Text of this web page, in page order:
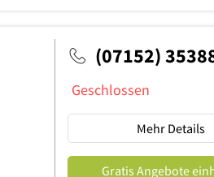
(07152)
Geschlossen
Mehr Details
Gratis Angebote